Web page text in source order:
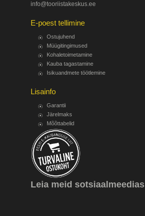
info@tooriistakeskus.ee
E-poest tellimine
Ostujuhend
Müügitingimused
Kohaletoimetamine
Kauba tagastamine
Isikuandmete töötlemine
Lisainfo
Garantii
Järelmaks
Mõõttabelid
Leia meid sotsiaalmeedias